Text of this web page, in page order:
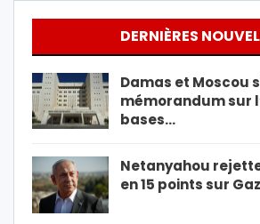
DERNIÈRES
Damas et Moscou
mémorandum sur
bases…
Netanyahou
en 15 points sur